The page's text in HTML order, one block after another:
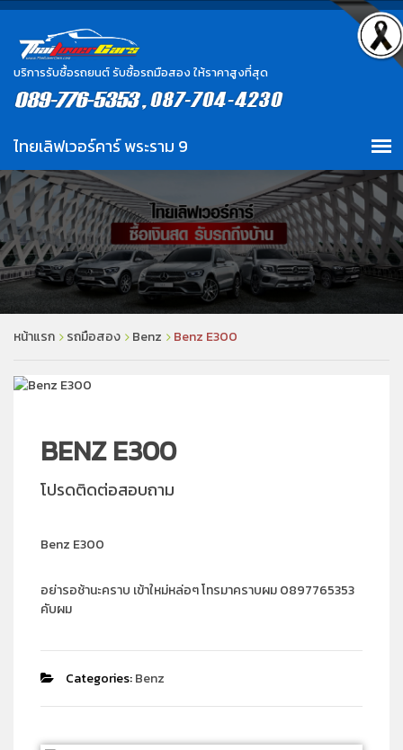
บริการรับซื้อรถยนต์ รับซื้อรถมือสอง ให้ราคาสูงที่สุด
หน้าแรก รถมือสอง Benz Benz E300
BENZ E300
โปรดติดต่อสอบถาม
Benz E300
อย่ารอช้านะคราบ เข้าใหม่หล่อๆ โทรมาคราบผม 0897765353
คับผม
Categories:Benz